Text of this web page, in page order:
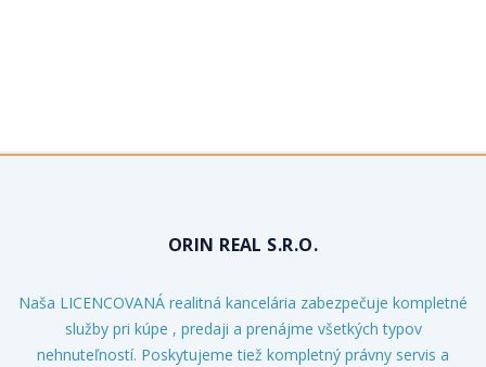
ORIN REAL S.R.O.
Naša LICENCOVANÁ realitná kancelária zabezpečuje kompletné
služby pri kúpe , predaji a prenájme všetkých typov
nehnuteľností. Poskytujeme tiež kompletný právny servis a